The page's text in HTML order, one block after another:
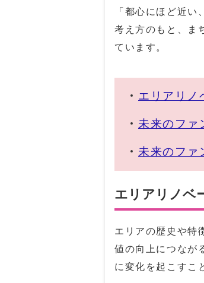
「都心にほど近
考え方のもと、ま
ています。
エリアリノ
未来のファ
未来のファ
エリアリノベ
エリアの歴史や特
値の向上につなが
に変化を起こすこ